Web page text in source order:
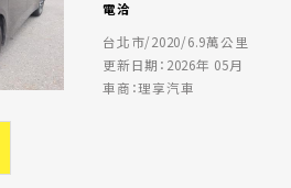
電洽
台北市/2020/6.9萬公里
更新日期：2026年 05月
車商：理享汽車